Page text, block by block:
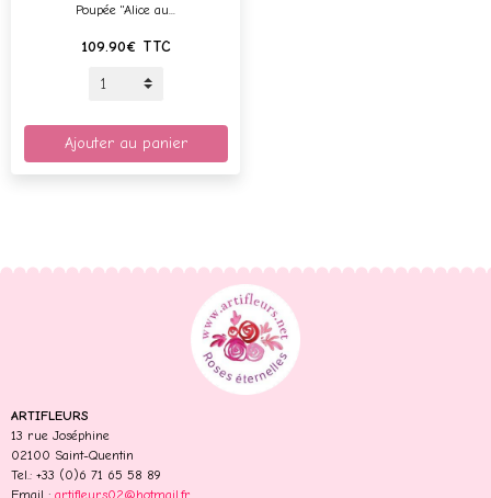
Poupée "Alice au...
109.90€ TTC
Ajouter au panier
ARTIFLEURS
13 rue Joséphine
02100 Saint-Quentin
Tel.: +33 (0)6 71 65 58 89
Email : artifleurs02@hotmail.fr